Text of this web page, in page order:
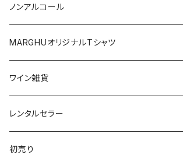
日本
オーストリア
南アフリカ
ポルトガル
オーストラリア
日本
ポルトガル
ノンアルコール
MARGHUオリジナルTシャツ
ワイン雑貨
レンタルセラー
初売り